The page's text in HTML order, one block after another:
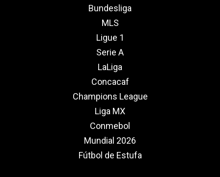
Bundesliga
MLS
Ligue 1
Serie A
LaLiga
Concacaf
Champions League
Liga MX
Conmebol
Mundial 2026
Fútbol de Estufa